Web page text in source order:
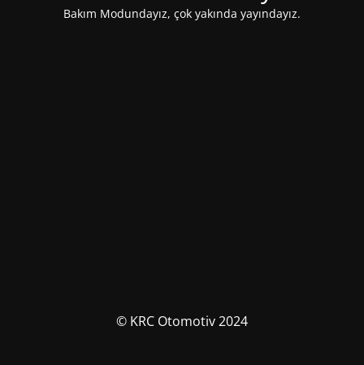
Bakım Modundayız, çok yakında yayındayız.
© KRC Otomotiv 2024